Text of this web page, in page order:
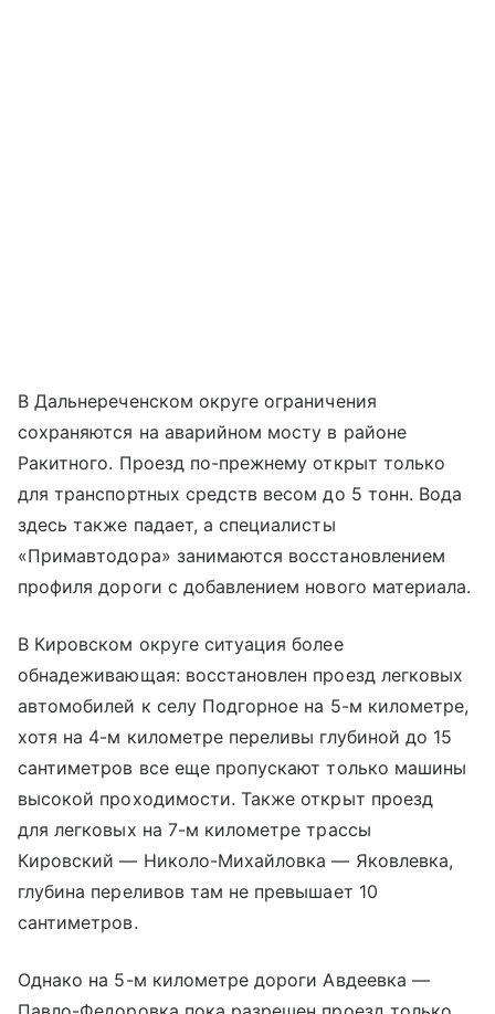
В Дальнереченском округе ограничения
сохраняются на аварийном мосту в районе
Ракитного. Проезд по-прежнему открыт только
для транспортных средств весом до 5 тонн. Вода
здесь также падает, а специалисты
«Примавтодора» занимаются восстановлением
профиля дороги с добавлением нового материала.
В Кировском округе ситуация более
обнадеживающая: восстановлен проезд легковых
автомобилей к селу Подгорное на 5-м километре,
хотя на 4-м километре переливы глубиной до 15
сантиметров все еще пропускают только машины
высокой проходимости. Также открыт проезд
для легковых на 7-м километре трассы
Кировский — Николо-Михайловка — Яковлевка,
глубина переливов там не превышает 10
сантиметров.
Однако на 5-м километре дороги Авдеевка —